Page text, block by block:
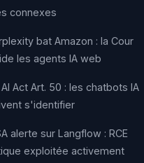
connexes
bat Amazon : la Cour
les agents IA web
AI Act Art. 50 : les chatbots IA
s'identifier
alerte sur Langflow : RCE
exploitée activement